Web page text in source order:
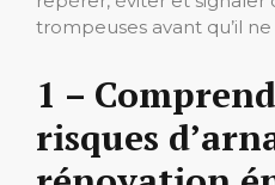
trompeuses avant qu’il
1 –
risques